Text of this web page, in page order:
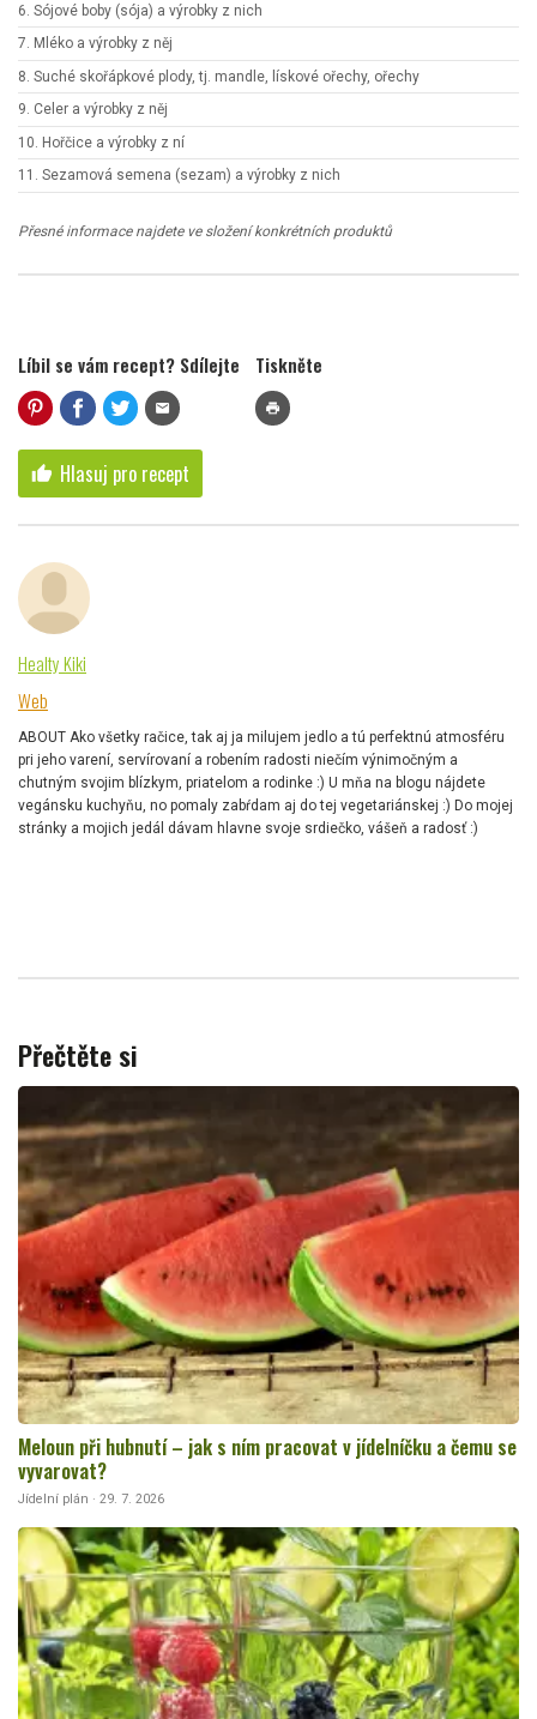
6. Sójové boby (sója) a výrobky z nich
7. Mléko a výrobky z něj
8. Suché skořápkové plody, tj. mandle, lískové ořechy, ořechy
9. Celer a výrobky z něj
10. Hořčice a výrobky z ní
11. Sezamová semena (sezam) a výrobky z nich
Přesné informace najdete ve složení konkrétních produktů
Líbil se vám recept? Sdílejte
mail
Tiskněte
print
thumb_up Hlasuj pro recept
Healty Kiki
Web
ABOUT Ako všetky račice, tak aj ja milujem jedlo a tú perfektnú atmosféru
pri jeho varení, servírovaní a robením radosti niečím výnimočným a
chutným svojim blízkym, priatelom a rodinke :) U mňa na blogu nájdete
vegánsku kuchyňu, no pomaly zabŕdam aj do tej vegetariánskej :) Do mojej
stránky a mojich jedál dávam hlavne svoje srdiečko, vášeň a radosť :)
Přečtěte si
Meloun při hubnutí – jak s ním pracovat v jídelníčku a čemu se
vyvarovat?
Jídelní plán · 29. 7. 2026